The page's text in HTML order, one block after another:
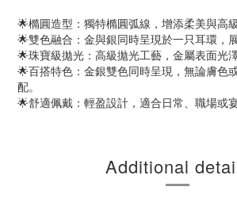
🌟橢圓造型：獨特橢圓弧線，增添柔美與高級
🌟雙色融合：金與銀同時呈現於一只耳環，
🌟珠寶級拋光：高級拋光工藝，金屬表面光
🌟百搭特色：金銀雙色同時呈現，無論膚色
配。
🌟舒適佩戴：輕盈設計，適合日常、職場或宴
Additional